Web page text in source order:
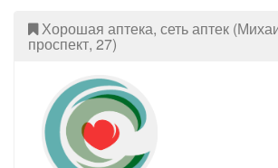
Хорошая аптека, сеть аптек
проспект, 27)